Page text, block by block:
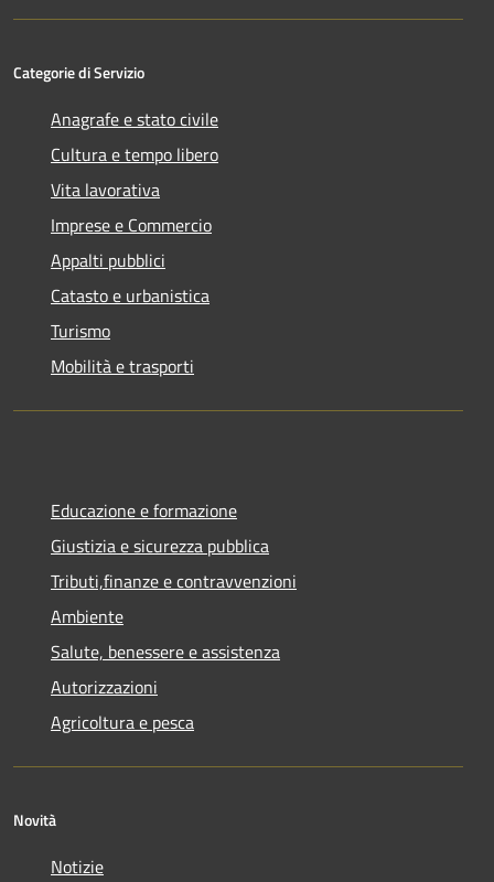
Categorie di Servizio
Anagrafe e stato civile
Cultura e tempo libero
Vita lavorativa
Imprese e Commercio
Appalti pubblici
Catasto e urbanistica
Turismo
Mobilità e trasporti
Educazione e formazione
Giustizia e sicurezza pubblica
Tributi,finanze e contravvenzioni
Ambiente
Salute, benessere e assistenza
Autorizzazioni
Agricoltura e pesca
Novità
Notizie